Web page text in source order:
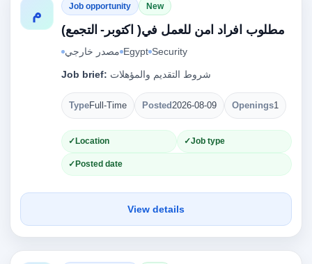
م Job opportunity New
مطلوب افراد امن للعمل في( اكتوبر- التجمع)
مصدر خارجي Egypt Security
Job brief: شروط التقديم والمؤهلات
TypeFull-Time Posted2026-08-09 Openings1
Location Job type
Posted date
View details